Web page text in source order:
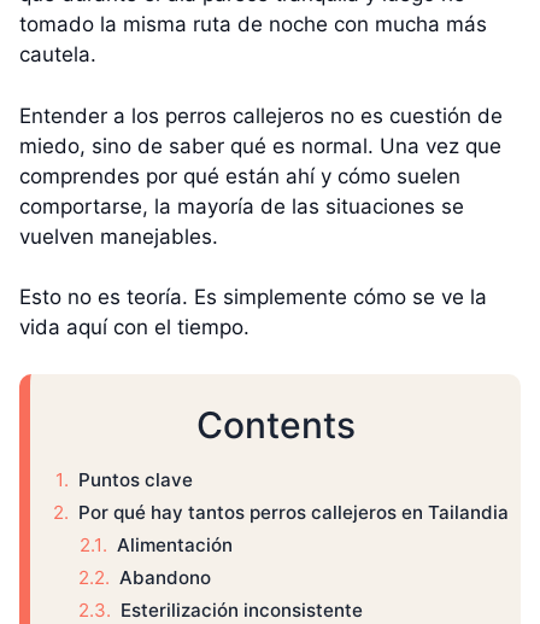
tomado la misma ruta de noche con mucha más
cautela.
Entender a los perros callejeros no es cuestión de
miedo, sino de saber qué es normal. Una vez que
comprendes por qué están ahí y cómo suelen
comportarse, la mayoría de las situaciones se
vuelven manejables.
Esto no es teoría. Es simplemente cómo se ve la
vida aquí con el tiempo.
Contents
Puntos clave
Por qué hay tantos perros callejeros en Tailandia
Alimentación
Abandono
Esterilización inconsistente